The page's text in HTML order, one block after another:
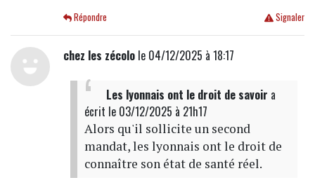
Signaler
Répondre
chez les zécolole 04/12/2025 à 18:17
Les lyonnais ont le droit de savoir a
écrit le 03/12/2025 à 21h17
Alors qu'il sollicite un second
mandat, les lyonnais ont le droit de
connaître son état de santé réel.